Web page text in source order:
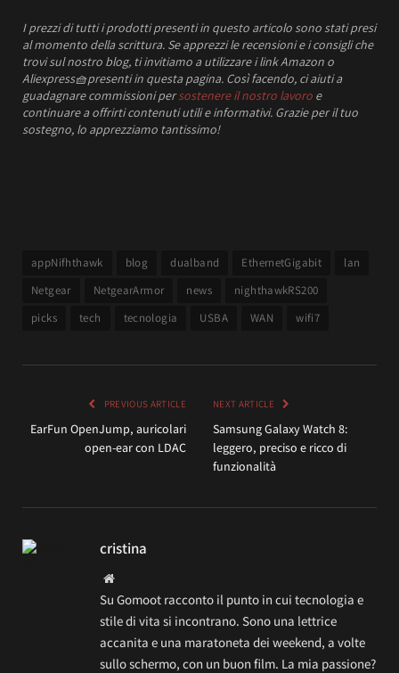
I prezzidi tutti i prodotti presenti in questo articolo sono stati presi
al momento della scrittura. Se apprezzi le recensioni e i consigli che
trovi sul nostro blog, ti invitiamo a utilizzare i link Amazon o
Aliexpress🧺presenti in questa pagina. Così facendo, ci aiuti a
guadagnare commissioni persostenere il nostro lavoro e
continuare a offrirti contenuti utili e informativi. Grazie per il tuo
sostegno, lo apprezziamo tantissimo!
appNifhthawk blog dualband EthernetGigabit
lan
Netgear
NetgearArmor news
nighthawkRS200
picks
tech tecnologia USBA WAN wifi7
PREVIOUS ARTICLE
EarFun OpenJump, auricolari
open-ear con LDAC
NEXT ARTICLE
Samsung Galaxy Watch 8:
leggero, preciso e ricco di
funzionalità
cristina
Website
Su Gomoot racconto il punto in cui tecnologia e
stile di vita si incontrano. Sono una lettrice
accanita e una maratoneta dei weekend, a volte
sullo schermo, con un buon film. La mia passione?